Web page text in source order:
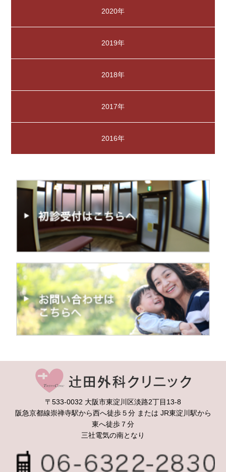
2020年
2019年
2018年
2017年
2016年
〒533-0032 大阪市東淀川区淡路2丁目13-8
阪急京都線崇禅寺駅から西へ徒歩５分 または JR東淀川駅から
東へ徒歩７分
三社電気の南となり